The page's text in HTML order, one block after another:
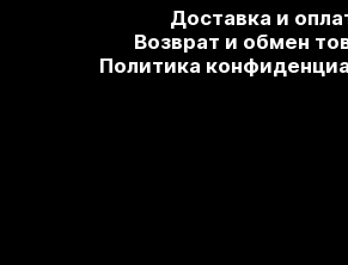
Доставка и
Возврат и обмен
Политика